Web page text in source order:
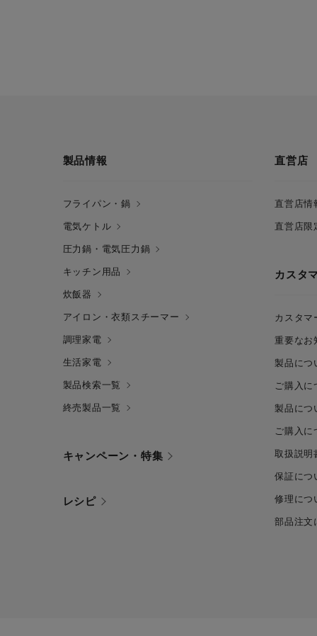
製品情報
フライパン・鍋
電気ケトル
圧力鍋・電気圧力鍋
キッチン用品
炊飯器
アイロン・衣類スチーマー
調理家電
生活家電
製品検索一覧
終売製品一覧
キャンペーン・特集
レシピ
直営店
直営店情
直営店限
カスタ
カスタマ
重要なお
製品につ
ご購入
製品につ
ご購入
取扱説明
保証につ
修理につ
部品注文